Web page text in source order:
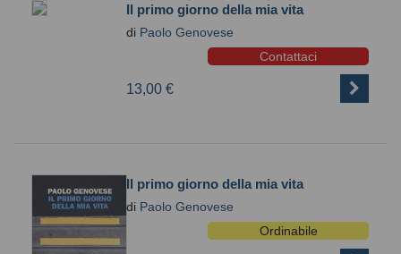
Il primo giorno della mia vita
di Paolo Genovese
Contattaci
13,00 €
Il primo giorno della mia vita
di Paolo Genovese
Ordinabile